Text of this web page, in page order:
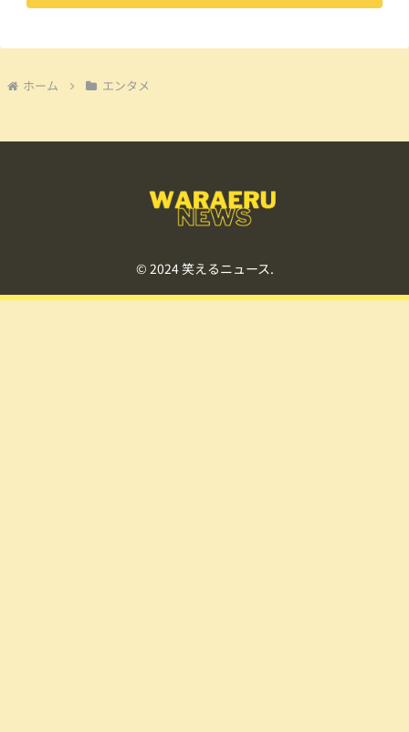
ホーム エンタメ
© 2024 笑えるニュース.